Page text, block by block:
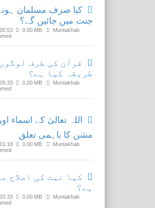
کیا صرف مسلمان
جنت میں جائیں گے؟
00:53 0.00 MB
Muntakhab
قرآن کی طرف
طریقہ کیا ہے؟
05:33 0.00 MB
Muntakhab
اللہ تعالیٰ کے اسماء
مشن کا باہمی تعلق
01:18 0.00 MB
Muntakhab
کیا نیت کی اصلاح
ہے؟
03:33 0.00 MB
Muntakhab